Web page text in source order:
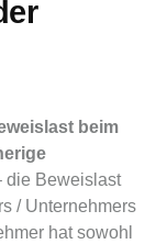
beim
die Beweislast
/ Unternehmers
hat sowohl